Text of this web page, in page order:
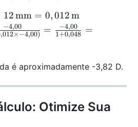
\,
\,
12mm = 0,012m
,012×−4,00)
−4,00 = 1+0,048
−4,00 =
é aproximadamente -3,82 D.
Otimize Sua